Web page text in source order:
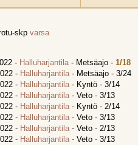
skp varsa
- Halluharjantila- Metsäajo - 1/18
- Halluharjantila- Metsäajo - 3/24
- Halluharjantila- Kyntö - 3/14
- Halluharjantila- Veto - 3/13
- Halluharjantila- Kyntö - 2/14
- Halluharjantila- Veto - 3/13
- Halluharjantila- Veto - 2/13
- Halluharjantila- Veto - 3/13